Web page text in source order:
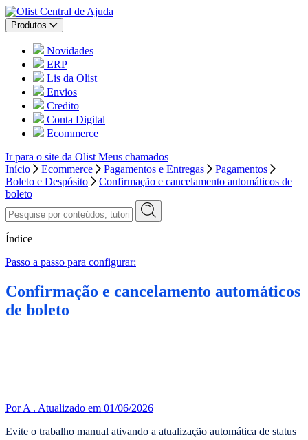
Central de Ajuda
Produtos
Novidades
ERP
Lis da Olist
Envios
Credito
Conta Digital
Ecommerce
Ir para o site da Olist Meus chamados
Início
Ecommerce Pagamentos e Entregas
Pagamentos
Boleto e Despósito
Confirmação e cancelamento automáticos de
boleto
Índice
Passo a passo para configurar:
Confirmação e cancelamento automáticos
de boleto
Por A . Atualizado em 01/06/2026
Evite o trabalho manual ativando a atualização automática de status